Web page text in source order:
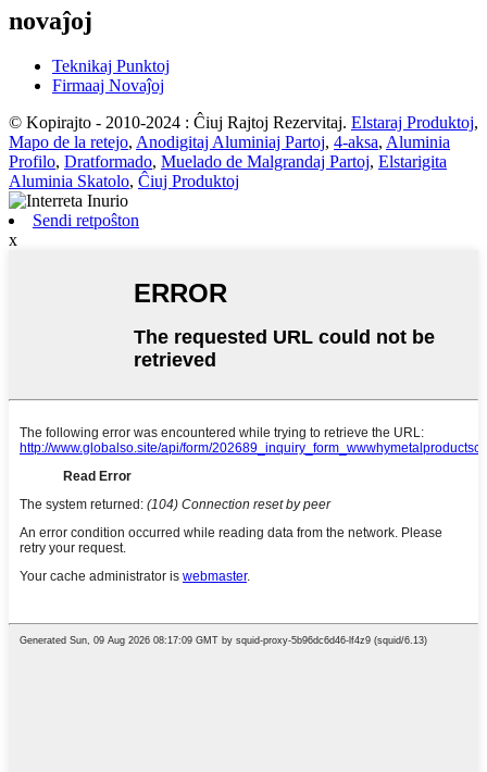
novaĵoj
Teknikaj Punktoj
Firmaaj Novaĵoj
© Kopirajto - 2010-2024 : Ĉiuj Rajtoj Rezervitaj. Elstaraj Produktoj,
Mapo de la retejo, Anodigitaj Aluminiaj Partoj, 4-aksa, Aluminia
Profilo, Dratformado, Muelado de Malgrandaj Partoj, Elstarigita
Aluminia Skatolo, Ĉiuj Produktoj
Sendi retpoŝton
x